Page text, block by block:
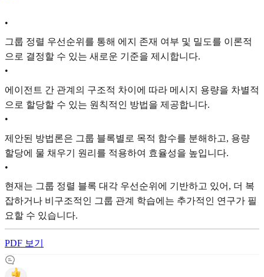
•
그룹 정렬 우선순위를 통해 에지 존재 여부 및 밀도를 이론적
으로 결정할 수 있는 새로운 기준을 제시합니다.
•
에이전트 간 관계의 구조적 차이에 따라 메시지 용량을 차별적
으로 할당할 수 있는 원칙적인 방법을 제공합니다.
•
제안된 방법론은 그룹 블록별로 목적 함수를 분해하고, 용량
할당에 물 채우기 원리를 적용하여 효율성을 높입니다.
•
현재는 그룹 정렬 블록 대각 우선순위에 기반하고 있어, 더 복
잡하거나 비구조적인 그룹 관계 학습에는 추가적인 연구가 필
요할 수 있습니다.
PDF 보기